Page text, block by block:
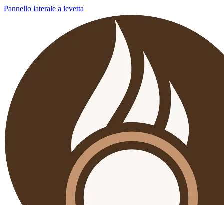
Pannello laterale a levetta